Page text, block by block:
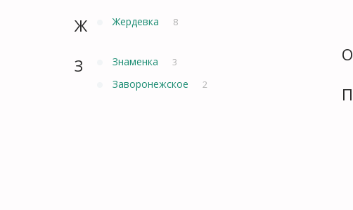
Ж Жердевка 8
З Знаменка 3
Заворонежское 2
О
П